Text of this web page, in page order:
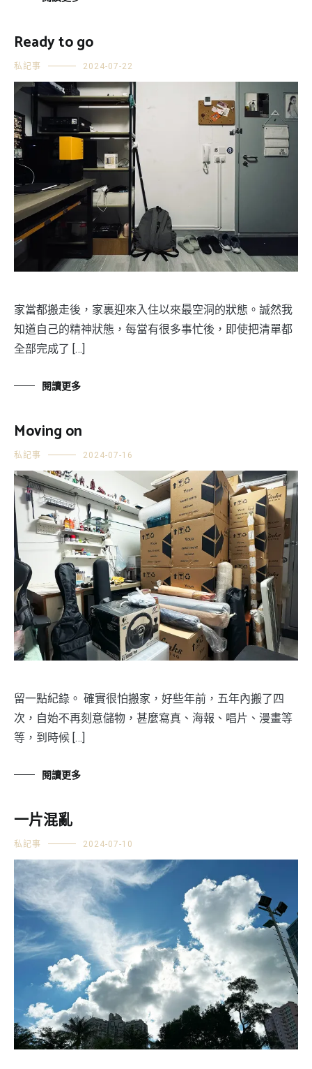
Ready to go
私記事 2024-07-22
家當都搬走後，家裏迎來入住以來最空洞的狀態。誠然我
知道自己的精神狀態，每當有很多事忙後，即使把清單都
全部完成了 […]
閱讀更多
Moving on
私記事 2024-07-16
留一點紀錄。 確實很怕搬家，好些年前，五年內搬了四
次，自始不再刻意儲物，甚麼寫真、海報、唱片、漫畫等
等，到時候 […]
閱讀更多
一片混亂
私記事 2024-07-10